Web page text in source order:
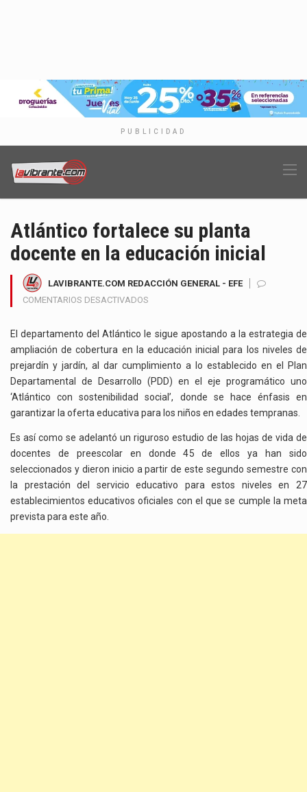
PUBLICIDAD
Atlántico fortalece su planta
docente en la educación inicial
LAVIBRANTE.COM REDACCIÓN GENERAL - EFE
COMENTARIOS DESACTIVADOS
FORTALECE
DOCENTE
EN
LA
EDUCACIÓN
El departamento del Atlántico le sigue apostando a la estrategia de
ampliación de cobertura en la educación inicial para los niveles de
prejardín y jardín, al dar cumplimiento a lo establecido en el Plan
Departamental de Desarrollo (PDD) en el eje programático uno
‘Atlántico con sostenibilidad social’, donde se hace énfasis en
garantizar la oferta educativa para los niños en edades tempranas.
Es así como se adelantó un riguroso estudio de las hojas de vida de
docentes de preescolar en donde 45 de ellos ya han sido
seleccionados y dieron inicio a partir de este segundo semestre con
la prestación del servicio educativo para estos niveles en 27
establecimientos educativos oficiales con el que se cumple la meta
prevista para este año.